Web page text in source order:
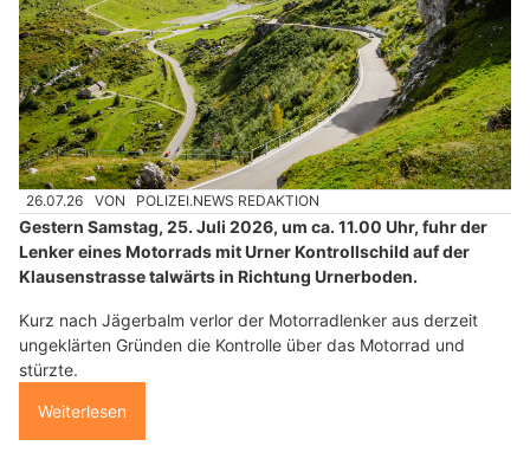
26.07.26 VON POLIZEI.NEWS REDAKTION
Gestern Samstag, 25. Juli 2026, um ca. 11.00 Uhr, fuhr der
Lenker eines Motorrads mit Urner Kontrollschild auf der
Klausenstrasse talwärts in Richtung Urnerboden.
Kurz nach Jägerbalm verlor der Motorradlenker aus derzeit
ungeklärten Gründen die Kontrolle über das Motorrad und
stürzte.
Weiterlesen